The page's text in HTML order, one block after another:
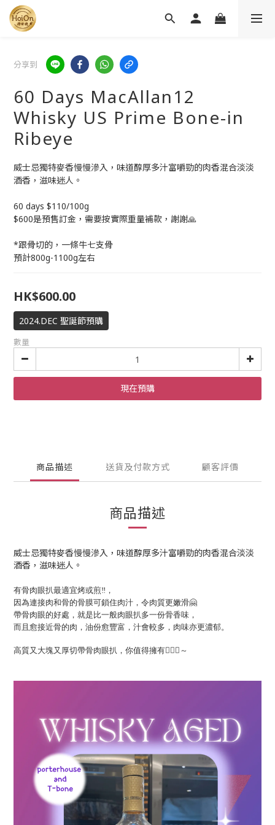
分享到
60 Days MacAllan12
Whisky US Prime Bone-in
Ribeye
威士忌獨特麥香慢慢滲入，味道醇厚多汁富嚼勁的肉香混合淡淡
酒香，滋味迷人。
60 days $110/100g
$600是預售訂金，需要按實際重量補款，謝謝🙏
*跟骨切的，一條牛七支骨
預計800g-1100g左右
HK$600.00
2024.DEC 聖誕節預購
數量
現在預購
商品描述 送貨及付款方式 顧客評價
商品描述
威士忌獨特麥香慢慢滲入，味道醇厚多汁富嚼勁的肉香混合淡淡
酒香，滋味迷人。
有骨肉眼扒最適宜烤或煎‼️，
因為連接肉和骨的骨膜可鎖住肉汁，令肉質更嫩滑🤗
帶骨肉眼的好處，就是比一般肉眼扒多一份骨香味，
而且愈接近骨的肉，油份愈豐富，汁會較多，肉味亦更濃郁。
高質又大塊又厚切帶骨肉眼扒，你值得擁有👍🏻😎 ～